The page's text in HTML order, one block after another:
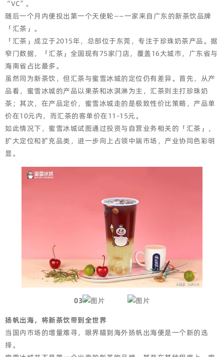
“VC”。
随后一个月内便投出第一个天使轮——一家来自广东的新茶饮品牌
「汇茶」。
「汇茶」成立于2015年，总部位于东莞，专注于珍珠奶茶产品。据
窄门数据，「汇茶」全国现有75家门店，覆盖16大城市，广东省与
海南省占比最多。
虽然同为新茶饮，但汇茶与蜜雪冰城的定位仍有差异。首先，从产
品看，蜜雪冰城的产品以果茶和冰淇淋为主，汇茶则主打珍珠奶
茶；其次，在产品定价，蜜雪冰城走的是极致性价比策略，产品单
价在10元内，而汇茶的客单价在11-15元。
如此情况下，蜜雪冰城试图通过投资与自营业务相关的「汇茶」，
扩大定位和扩充品类，进一步向上占领中端市场，产业协同色彩明
显。
03
扬帆出海，将新茶饮带到全世界
当国内市场的增量难寻，眼界瞄到海外扬帆出海便是一个新的选
择。